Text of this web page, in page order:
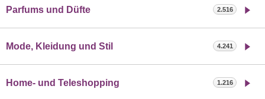
Parfums und Düfte 2.516
Mode, Kleidung und Stil 4.241
Home- und Teleshopping 1.216